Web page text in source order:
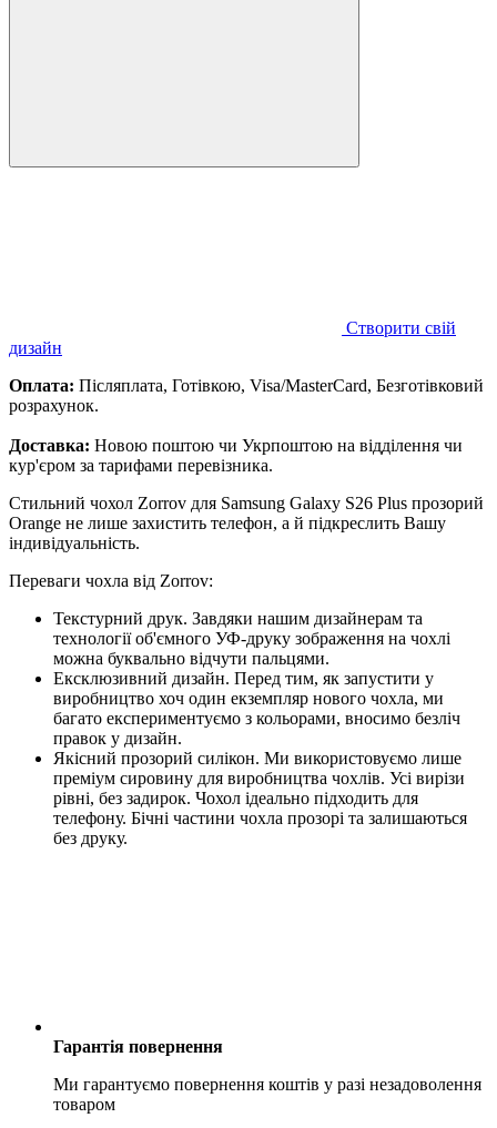
Створити свій
дизайн
Оплата: Післяплата, Готівкою, Visa/MasterCard, Безготівковий
розрахунок.
Доставка: Новою поштою чи Укрпоштою на відділення чи
кур'єром за тарифами перевізника.
Стильний чохол Zorrov для Samsung Galaxy S26 Plus прозорий
Orange не лише захистить телефон, а й підкреслить Вашу
індивідуальність.
Переваги чохла від Zorrov:
Текстурний друк. Завдяки нашим дизайнерам та
технології об'ємного УФ-друку зображення на чохлі
можна буквально відчути пальцями.
Ексклюзивний дизайн. Перед тим, як запустити у
виробництво хоч один екземпляр нового чохла, ми
багато експериментуємо з кольорами, вносимо безліч
правок у дизайн.
Якісний прозорий силікон. Ми використовуємо лише
преміум сировину для виробництва чохлів. Усі вирізи
рівні, без задирок. Чохол ідеально підходить для
телефону. Бічні частини чохла прозорі та залишаються
без друку.
Гарантія повернення
Ми гарантуємо повернення коштів у разі незадоволення
товаром